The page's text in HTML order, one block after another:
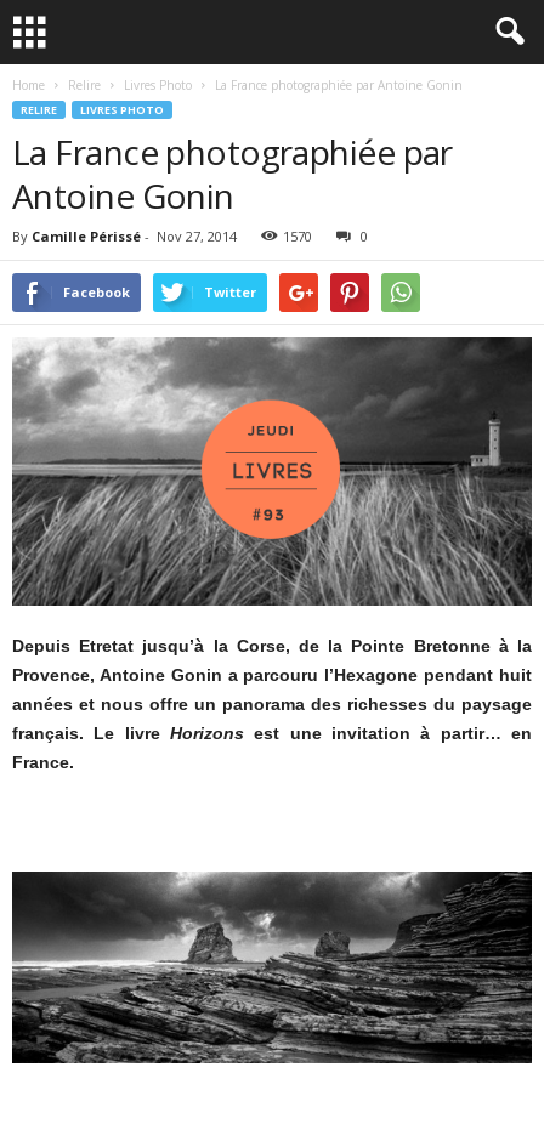
Home Relire Livres Photo La France photographiée par Antoine Gonin
RELIRE LIVRES PHOTO
La France photographiée par
Antoine Gonin
By Camille Périssé - Nov 27, 2014 1570 0
Facebook Twitter
Depuis Etretat jusqu’à la Corse, de la Pointe Bretonne à la
Provence, Antoine Gonin a parcouru l’Hexagone pendant huit
années et nous offre un panorama des richesses du paysage
français. Le livre Horizons est une invitation à partir… en
France.